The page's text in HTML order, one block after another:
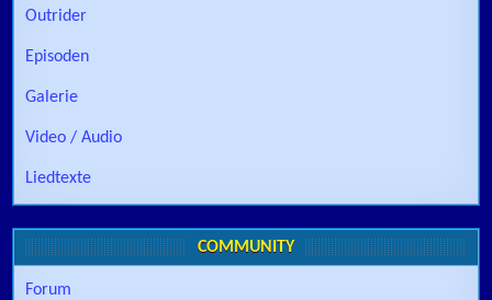
Outrider
Episoden
Galerie
Video / Audio
Liedtexte
COMMUNITY
Forum